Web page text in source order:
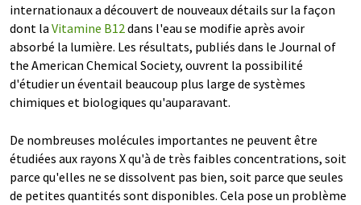
internationaux a découvert de nouveaux détails sur la façon
dont la Vitamine B12dans l'eau se modifie après avoir
absorbé la lumière. Les résultats, publiés dans le Journal of
the American Chemical Society, ouvrent la possibilité
d'étudier un éventail beaucoup plus large de systèmes
chimiques et biologiques qu'auparavant.
De nombreuses molécules importantes ne peuvent être
étudiées aux rayons X qu'à de très faibles concentrations, soit
parce qu'elles ne se dissolvent pas bien, soit parce que seules
de petites quantités sont disponibles. Cela pose un problème